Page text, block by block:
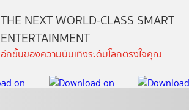
THE NEXT WORLD-CLASS SMART
ENTERTAINMENT
อีกขั้นของความบันเทิงระดับโลกตรงใจคุณ